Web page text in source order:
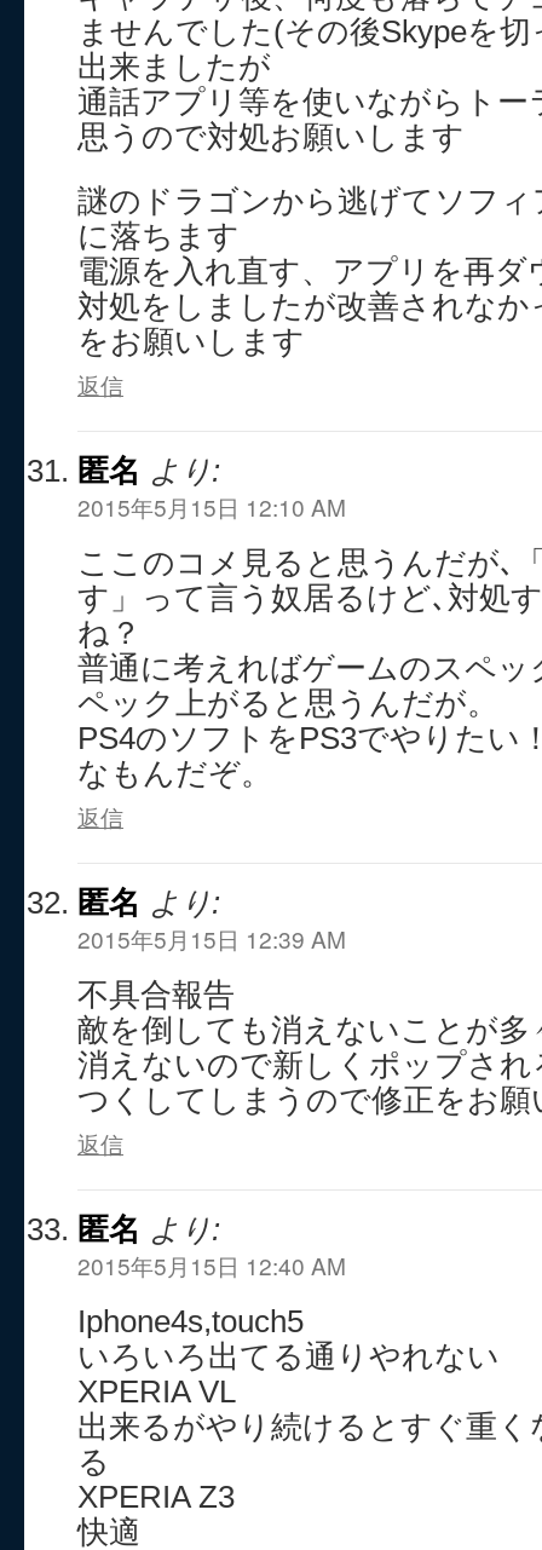
ませんでした(その後Skypeを
出来ましたが
通話アプリ等を使いながらト
思うので対処お願いします
謎のドラゴンから逃げてソフ
に落ちます
電源を入れ直す、アプリを再
対処をしましたが改善されな
をお願いします
返信
匿名 より:
2015年5月15日 12:10 AM
ここのコメ見ると思うんだが､
す」って言う奴居るけど､対処
ね？
普通に考えればゲームのスペ
ペック上がると思うんだが。
PS4のソフトをPS3でやりたい
なもんだぞ。
返信
匿名 より:
2015年5月15日 12:39 AM
不具合報告
敵を倒しても消えないことが多
消えないので新しくポップさ
つくしてしまうので修正をお
返信
匿名 より:
2015年5月15日 12:40 AM
Iphone4s,touch5
いろいろ出てる通りやれない
XPERIA VL
出来るがやり続けるとすぐ重
る
XPERIA Z3
快適